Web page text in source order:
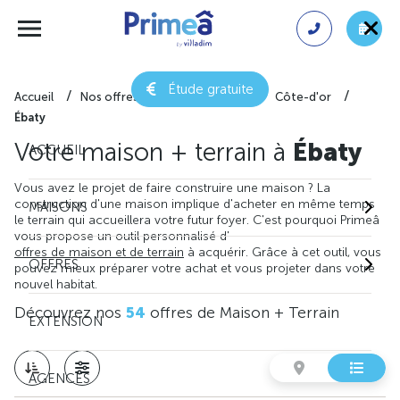
Étude gratuite
ACCUEIL
MAISONS
OFFRES
EXTENSION
AGENCES
Accueil Nos offres de maison + terrain
Côte-d'or
Ébaty
Votre maison + terrain à Ébaty
Vous avez le projet de faire construire une maison ? La
construction d'une maison implique d'acheter en même temps
le terrain qui accueillera votre futur foyer. C'est pourquoi Primeâ
vous propose un outil personnalisé d'
offres de maison et de terrain à acquérir. Grâce à cet outil, vous
pouvez mieux préparer votre achat et vous projeter dans votre
nouvel habitat.
Découvrez nos 54 offres de Maison + Terrain